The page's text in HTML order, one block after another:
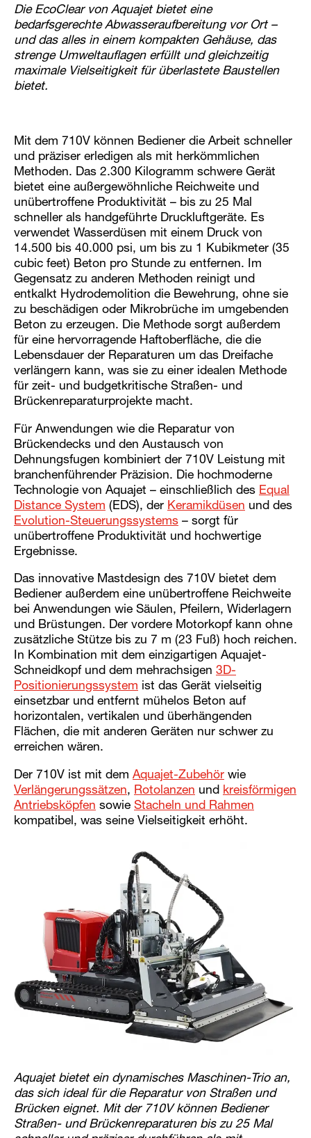
Die EcoClear von Aquajet bietet eine
bedarfsgerechte Abwasseraufbereitung vor Ort –
und das alles in einem kompakten Gehäuse, das
strenge Umweltauflagen erfüllt und gleichzeitig
maximale Vielseitigkeit für überlastete Baustellen
bietet.
Mit dem 710V können Bediener die Arbeit schneller
und präziser erledigen als mit herkömmlichen
Methoden. Das 2.300 Kilogramm schwere Gerät
bietet eine außergewöhnliche Reichweite und
unübertroffene Produktivität – bis zu 25 Mal
schneller als handgeführte Druckluftgeräte. Es
verwendet Wasserdüsen mit einem Druck von
14.500 bis 40.000 psi, um bis zu 1 Kubikmeter (35
cubic feet) Beton pro Stunde zu entfernen. Im
Gegensatz zu anderen Methoden reinigt und
entkalkt Hydrodemolition die Bewehrung, ohne sie
zu beschädigen oder Mikrobrüche im umgebenden
Beton zu erzeugen. Die Methode sorgt außerdem
für eine hervorragende Haftoberfläche, die die
Lebensdauer der Reparaturen um das Dreifache
verlängern kann, was sie zu einer idealen Methode
für zeit- und budgetkritische Straßen- und
Brückenreparaturprojekte macht.
Für Anwendungen wie die Reparatur von
Brückendecks und den Austausch von
Dehnungsfugen kombiniert der 710V Leistung mit
branchenführender Präzision. Die hochmoderne
Technologie von Aquajet – einschließlich des Equal
Distance System (EDS), der Keramikdüsen und des
Evolution-Steuerungssystems – sorgt für
unübertroffene Produktivität und hochwertige
Ergebnisse.
Das innovative Mastdesign des 710V bietet dem
Bediener außerdem eine unübertroffene Reichweite
bei Anwendungen wie Säulen, Pfeilern, Widerlagern
und Brüstungen. Der vordere Motorkopf kann ohne
zusätzliche Stütze bis zu 7 m (23 Fuß) hoch reichen.
In Kombination mit dem einzigartigen Aquajet-
Schneidkopf und dem mehrachsigen 3D-
Positionierungssystem ist das Gerät vielseitig
einsetzbar und entfernt mühelos Beton auf
horizontalen, vertikalen und überhängenden
Flächen, die mit anderen Geräten nur schwer zu
erreichen wären.
Der 710V ist mit dem Aquajet-Zubehör wie
Verlängerungssätzen, Rotolanzen und kreisförmigen
Antriebsköpfen sowie Stacheln und Rahmen
kompatibel, was seine Vielseitigkeit erhöht.
Aquajet bietet ein dynamisches Maschinen-Trio an,
das sich ideal für die Reparatur von Straßen und
Brücken eignet. Mit der 710V können Bediener
Straßen- und Brückenreparaturen bis zu 25 Mal